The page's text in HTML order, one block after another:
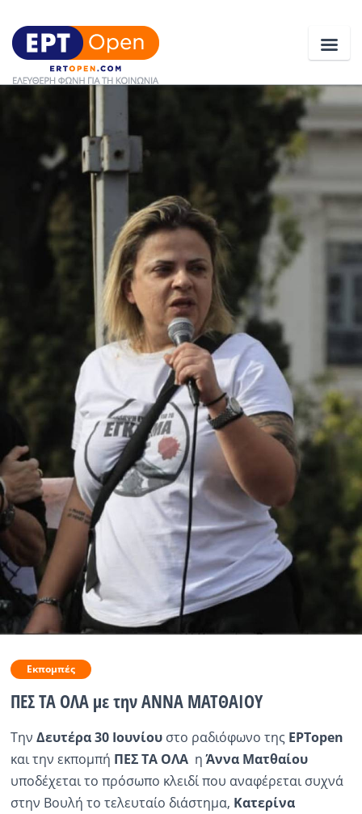
Ειδήσεις
Ελλάδα
Κοινωνία
Πολιτική
Οικονομία
Αθλητικά
Κόσμος
Ραδιόφωνο LIVE
Εκπομπές
Πολιτισμός
Εκπομπές
ΠΕΣ ΤΑ ΟΛΑ με την ΑΝΝΑ ΜΑΤΘΑΙΟΥ
Την Δευτέρα 30 Ιουνίουστο ραδιόφωνο της ΕΡΤopen
και την εκπομπή ΠΕΣ ΤΑ ΟΛΑηΆννα Ματθαίου
υποδέχεται το πρόσωπο κλειδί που αναφέρεται συχνά
στην Βουλή το τελευταίο διάστημα, Κατερίνα